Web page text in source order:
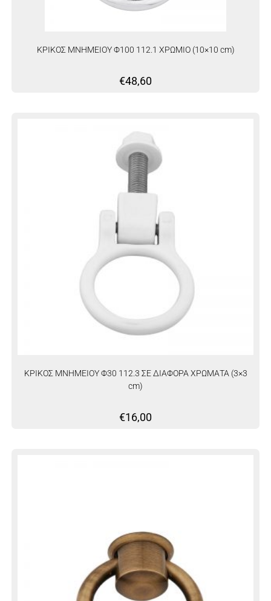
ΚΡΙΚΟΣ ΜΝΗΜΕΙΟΥ Φ100 112.1 ΧΡΩΜΙΟ (10×10 cm)
€48,60
ΚΡΙΚΟΣ ΜΝΗΜΕΙΟΥ Φ30 112.3 ΣΕ ΔΙΑΦΟΡΑ ΧΡΩΜΑΤΑ (3×3
cm)
€16,00